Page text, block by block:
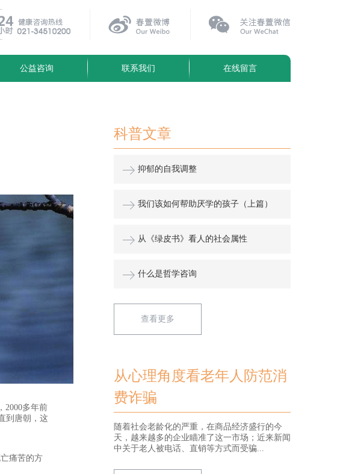
公益咨询 联系我们 在线留言
2000多年前
到唐朝，这
痛苦的方
科普文章
抑郁的自我调整
我们该如何帮助厌学的孩子（上篇）
从《绿皮书》看人的社会属性
什么是哲学咨询
查看更多
从心理角度看老年人防范消
费诈骗
随着社会老龄化的严重，在商品经济盛行的今
天，越来越多的企业瞄准了这一市场；近来新闻
中关于老人被电话、直销等方式而受骗...